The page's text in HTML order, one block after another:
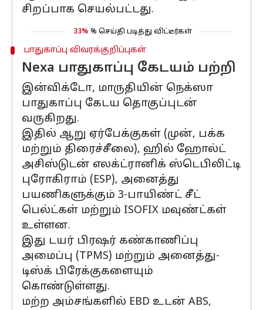
சிறப்பாக செயல்பட்டது.
33% % செய்தி படித்து விட்டீர்கள்
பாதுகாப்பு விவரக்குறிப்புகள்
Nexa பாதுகாப்பு கேடயம் பற்றி
இன்விக்டோ, மாருதியின் நெக்ஸா
பாதுகாப்பு கேடய தொகுப்புடன்
வருகிறது.
இதில் ஆறு ஏர்பேக்குகள் (முன், பக்க
மற்றும் திரைச்சீலை), ஹில் ஹோல்ட்
அசிஸ்டுடன் எலக்ட்ரானிக் ஸ்டெபிலிட்டி
புரோகிராம் (ESP), அனைத்து
பயணிகளுக்கும் 3-பாயிண்ட் சீட்
பெல்ட்கள் மற்றும் ISOFIX மவுண்ட்கள்
உள்ளன.
இது டயர் பிரஷர் கண்காணிப்பு
அமைப்பு (TPMS) மற்றும் அனைத்து-
டிஸ்க் பிரேக்குகளையும்
கொண்டுள்ளது.
மற்ற அம்சங்களில் EBD உடன் ABS,